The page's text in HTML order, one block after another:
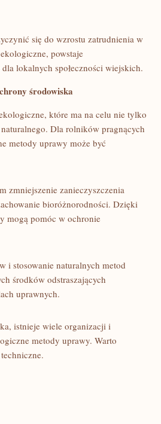
się do wzrostu zatrudnienia w
powstaje
lokalnych społeczności wiejskich.
środowiska
które ma na ‍celu nie‌ tylko
⁤Dla rolników pragnących
metody uprawy może⁤ być
‌zmniejszenie⁢ zanieczyszczenia
bioróżnorodności.‍ Dzięki⁣
mogą​ pomóc w ochronie
i stosowanie naturalnych metod
środków ⁢odstraszających‍
uprawnych.
istnieje wiele organizacji i
metody uprawy. Warto